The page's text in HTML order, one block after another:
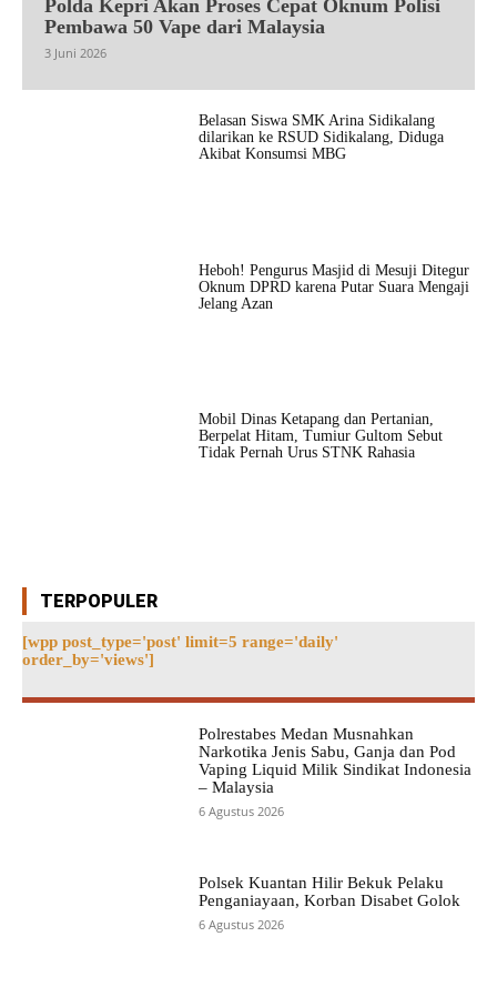
Polda Kepri Akan Proses Cepat Oknum Polisi
Pembawa 50 Vape dari Malaysia
3 Juni 2026
Belasan Siswa SMK Arina Sidikalang
dilarikan ke RSUD Sidikalang, Diduga
Akibat Konsumsi MBG
Heboh! Pengurus Masjid di Mesuji Ditegur
Oknum DPRD karena Putar Suara Mengaji
Jelang Azan
Mobil Dinas Ketapang dan Pertanian,
Berpelat Hitam, Tumiur Gultom Sebut
Tidak Pernah Urus STNK Rahasia
TERPOPULER
[wpp post_type='post' limit=5 range='daily'
order_by='views']
Polrestabes Medan Musnahkan
Narkotika Jenis Sabu, Ganja dan Pod
Vaping Liquid Milik Sindikat Indonesia
– Malaysia
6 Agustus 2026
Polsek Kuantan Hilir Bekuk Pelaku
Penganiayaan, Korban Disabet Golok
6 Agustus 2026